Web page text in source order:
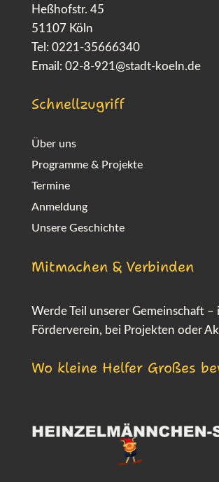
Heßhofstr. 45
51107 Köln
Tel: 0221-35666340
Email: 02-8-921@stadt-koeln.de
Schnellzugriff
Über uns
Programme & Projekte
Termine
Anmeldung
Unsere Geschichte
Mitmachen & Verbinden
Werde Teil unserer Gemeinschaft –
Förderverein, bei Projekten oder
Wo kleine Helfer Großes